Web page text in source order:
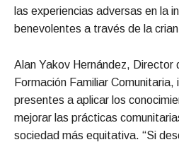
las experiencias adversas en la
benevolentes a través de la
Alan Yakov Hernández, Director
Formación Familiar
presentes a aplicar los
mejorar las prácticas
sociedad más equitativa. “Si